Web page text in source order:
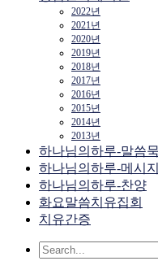
2022년
2021년
2020년
2019년
2018년
2017년
2016년
2015년
2014년
2013년
하나님의하루-말씀
하나님의하루-메시지
하나님의하루-찬양
화요말씀치유집회
치유간증